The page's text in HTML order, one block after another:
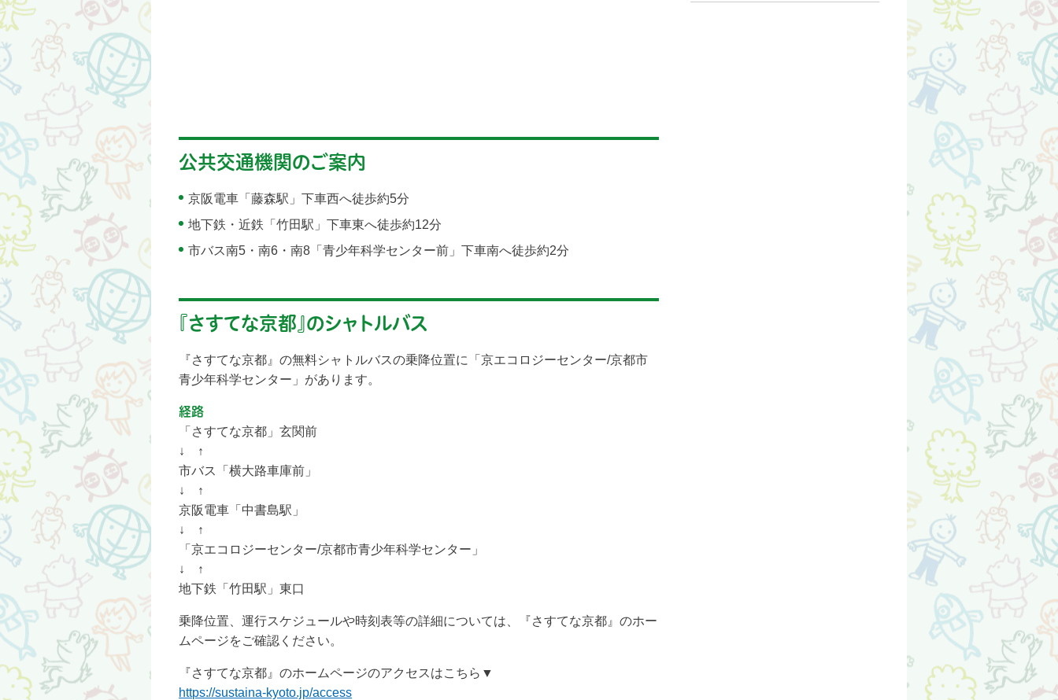
公共交通機関のご案内
京阪電車「藤森駅」下車西へ徒歩約5分
地下鉄・近鉄「竹田駅」下車東へ徒歩約12分
市バス南5・南6・南8「青少年科学センター前」下車南へ徒歩約2分
『さすてな京都』のシャトルバス
『さすてな京都』の無料シャトルバスの乗降位置に「京エコロジーセンター/京都市
青少年科学センター」があります。
経路
「さすてな京都」玄関前
↓ ↑
市バス「横大路車庫前」
↓ ↑
京阪電車「中書島駅」
↓ ↑
「京エコロジーセンター/京都市青少年科学センター」
↓ ↑
地下鉄「竹田駅」東口
乗降位置、運行スケジュールや時刻表等の詳細については、『さすてな京都』のホー
ムページをご確認ください。
『さすてな京都』のホームページのアクセスはこちら▼
https://sustaina-kyoto.jp/access